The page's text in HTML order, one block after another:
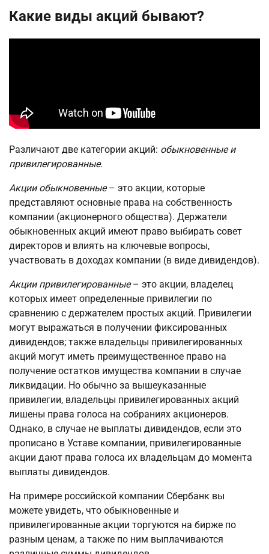
Какие виды акций бывают?
Различают две категории акций: обыкновенные и
привилегированные.
Акции обыкновенные– это акции, которые
представляют основные права на собственность
компании (акционерного общества). Держатели
обыкновенных акций имеют право выбирать совет
директоров и влиять на ключевые вопросы,
участвовать в доходах компании (в виде дивидендов).
Акции привилегированные– это акции, владелец
которых имеет определенные привилегии по
сравнению с держателем простых акций. Привилегии
могут выражаться в получении фиксированных
дивидендов; также владельцы привилегированных
акций могут иметь преимущественное право на
получение остатков имущества компании в случае
ликвидации. Но обычно за вышеуказанные
привилегии, владельцы привилегированных акций
лишены права голоса на собраниях акционеров.
Однако, в случае не выплаты дивидендов, если это
прописано в Уставе компании, привилегированные
акции дают права голоса их владельцам до момента
выплаты дивидендов.
На примере российской компании Сбербанк вы
можете увидеть, что обыкновенные и
привилегированные акции торгуются на бирже по
разным ценам, а также по ним выплачиваются